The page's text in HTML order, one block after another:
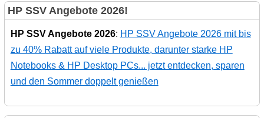
HP SSV Angebote 2026!
HP SSV Angebote 2026: HP SSV Angebote 2026 mit bis
zu 40% Rabatt auf viele Produkte, darunter starke HP
Notebooks & HP Desktop PCs... jetzt entdecken, sparen
und den Sommer doppelt genießen